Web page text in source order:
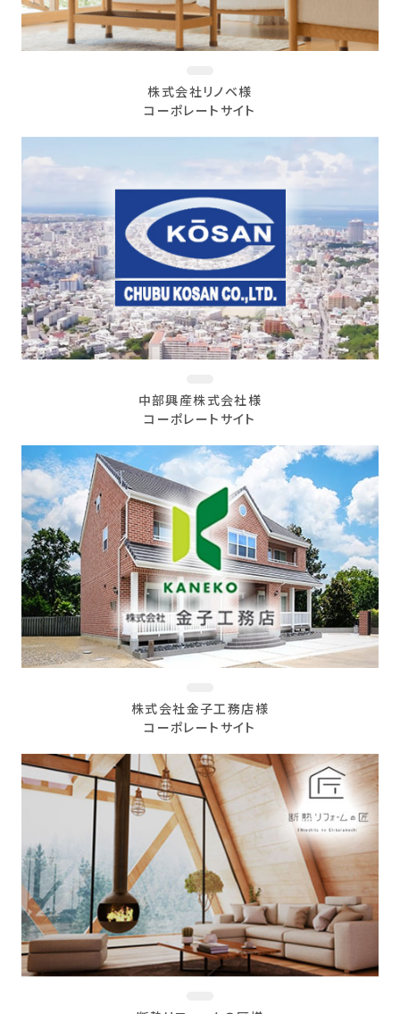
株式会社リノベ様
コーポレートサイト
中部興産株式会社様
コーポレートサイト
株式会社金子工務店様
コーポレートサイト